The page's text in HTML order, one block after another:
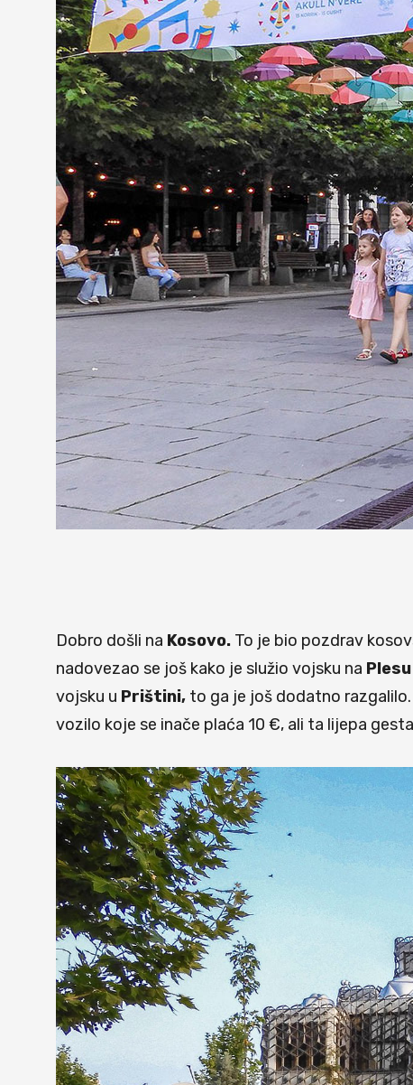
Dobro došli na Kosovo. To je bio pozdrav
nadovezao se još kako je služio vojsku na Plesu
vojsku u Prištini, to ga je još dodatno
vozilo koje se inače plaća 10 €, ali ta lijepa